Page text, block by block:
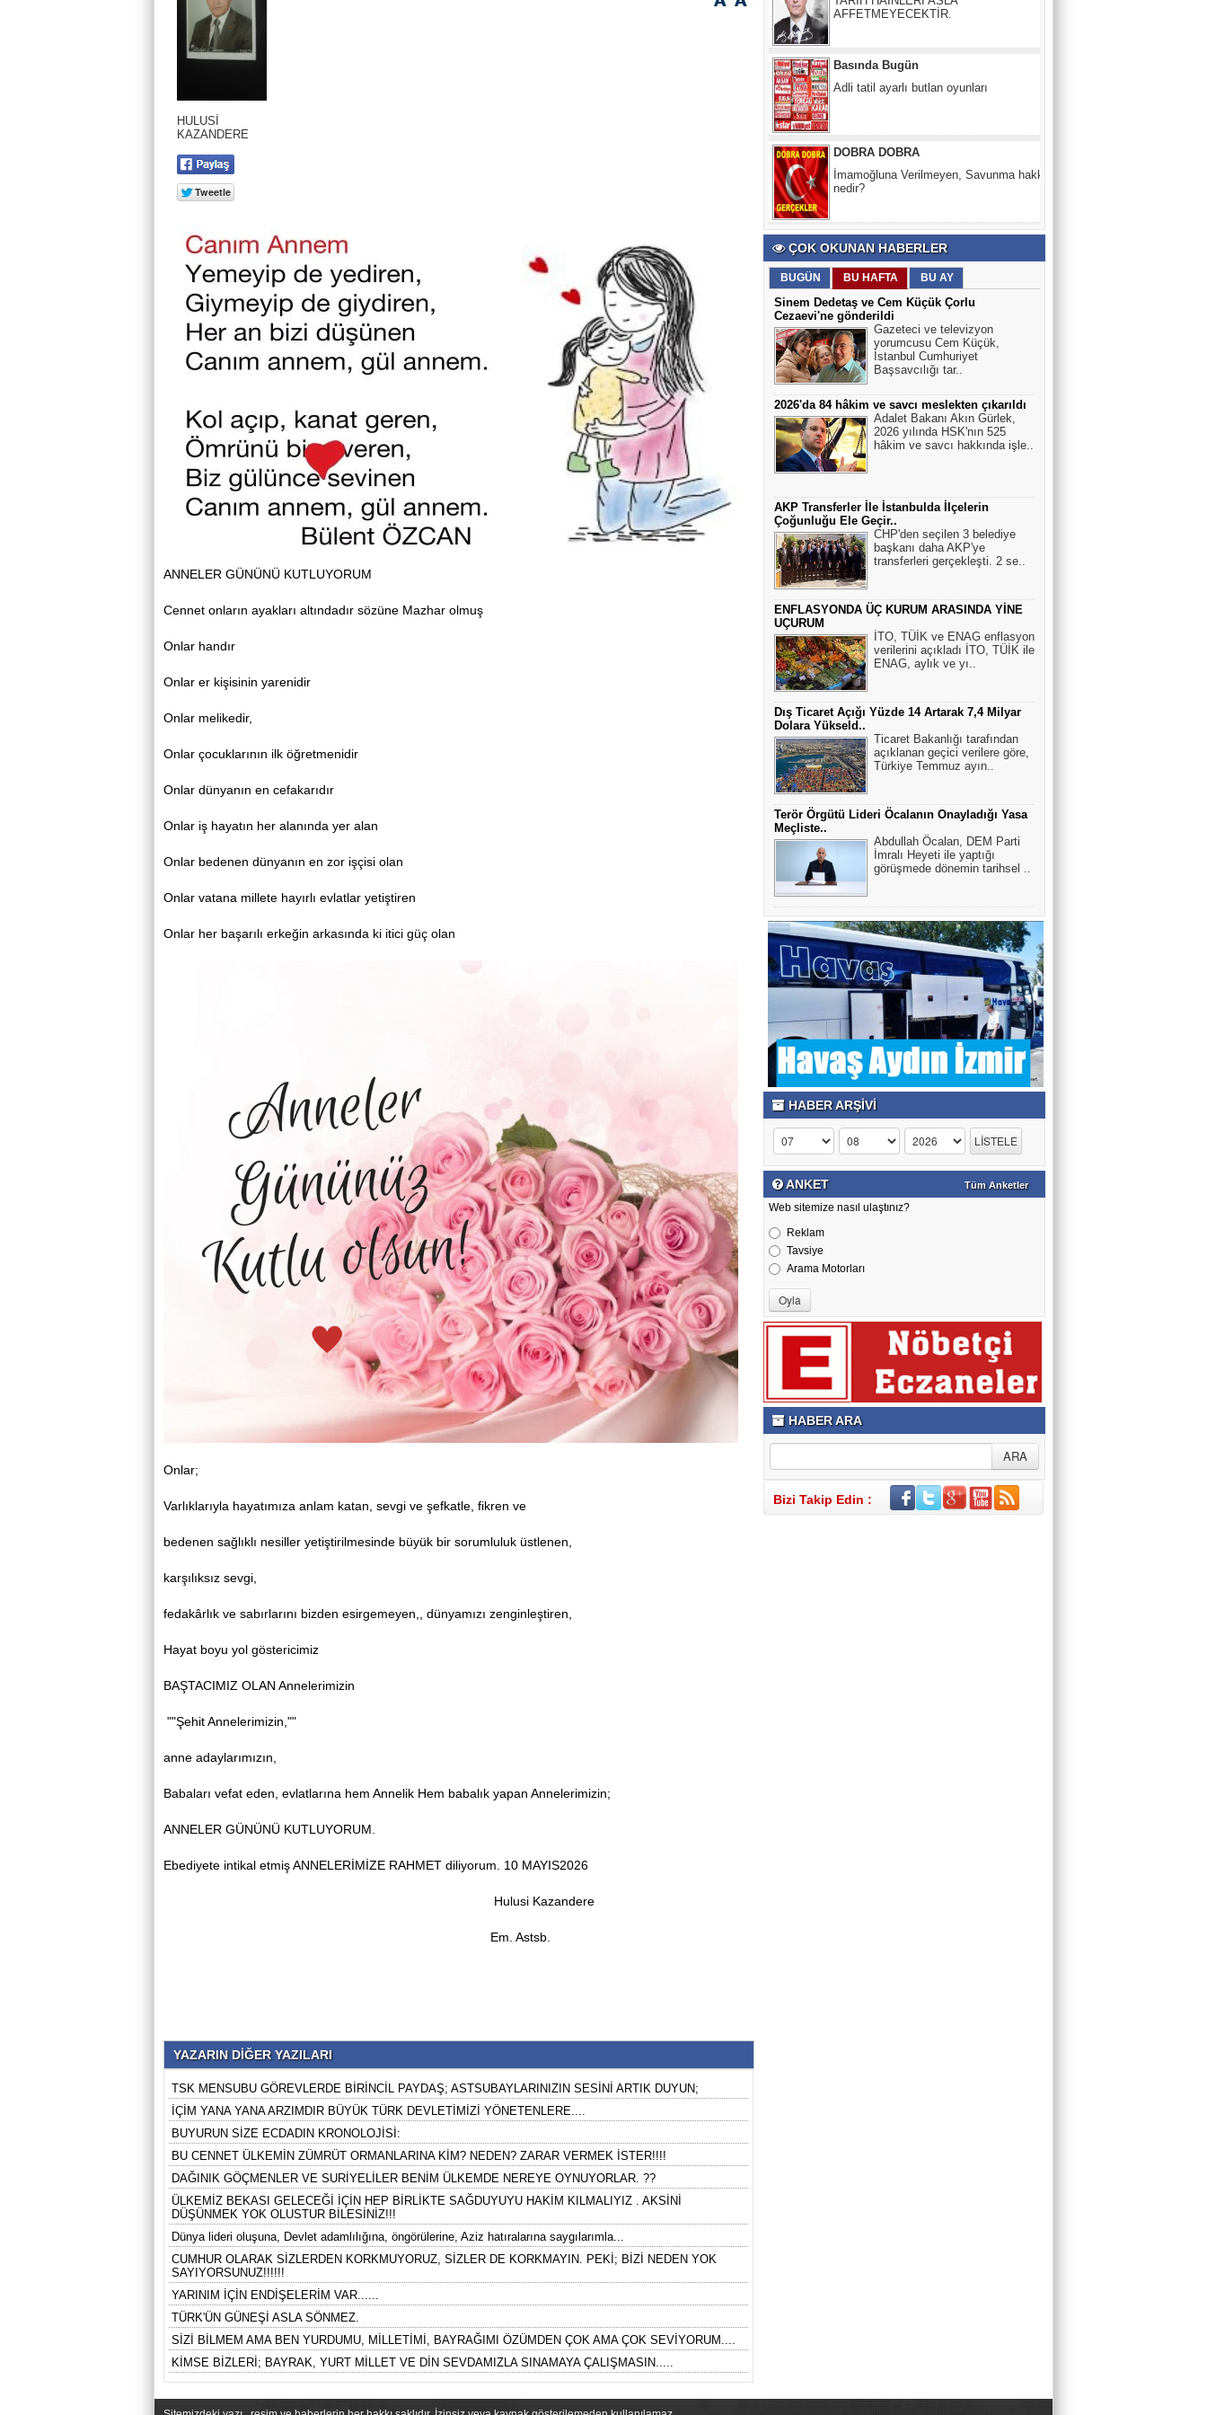
HULUSİ
KAZANDERE
ANNELER GÜNÜNÜ KUTLUYORUM
Cennet onların ayakları altındadır sözüne Mazhar olmuş
Onlar handır
Onlar er kişisinin yarenidir
Onlar melikedir,
Onlar çocuklarının ilk öğretmenidir
Onlar dünyanın en cefakarıdır
Onlar iş hayatın her alanında yer alan
Onlar bedenen dünyanın en zor işçisi olan
Onlar vatana millete hayırlı evlatlar yetiştiren
Onlar her başarılı erkeğin arkasında ki itici güç olan
Onlar;
Varlıklarıyla hayatımıza anlam katan, sevgi ve şefkatle, fikren ve
bedenen sağlıklı nesiller yetiştirilmesinde büyük bir sorumluluk üstlenen,
karşılıksız sevgi,
fedakârlık ve sabırlarını bizden esirgemeyen,, dünyamızı zenginleştiren,
Hayat boyu yol göstericimiz
BAŞTACIMIZ OLAN Annelerimizin
""Şehit Annelerimizin,""
anne adaylarımızın,
Babaları vefat eden, evlatlarına hem Annelik Hem babalık yapan Annelerimizin;
ANNELER GÜNÜNÜ KUTLUYORUM.
Ebediyete intikal etmiş ANNELERİMİZE RAHMET diliyorum. 10 MAYIS2026
Hulusi Kazandere
Em. Astsb.
YAZARIN DİĞER YAZILARI
TSK MENSUBU GÖREVLERDE BİRİNCİL PAYDAŞ; ASTSUBAYLARINIZIN SESİNİ ARTIK DUYUN;
İÇİM YANA YANA ARZIMDIR BÜYÜK TÜRK DEVLETİMİZİ YÖNETENLERE....
BUYURUN SİZE ECDADIN KRONOLOJİSİ:
BU CENNET ÜLKEMİN ZÜMRÜT ORMANLARINA KİM? NEDEN? ZARAR VERMEK İSTER!!!!
DAĞINIK GÖÇMENLER VE SURİYELİLER BENİM ÜLKEMDE NEREYE OYNUYORLAR. ??
ÜLKEMİZ BEKASI GELECEĞİ İÇİN HEP BİRLİKTE SAĞDUYUYU HAKİM KILMALIYIZ . AKSİNİ
DÜŞÜNMEK YOK OLUSTUR BİLESİNİZ!!!
Dünya lideri oluşuna, Devlet adamlılığına, öngörülerine, Aziz hatıralarına saygılarımla...
CUMHUR OLARAK SİZLERDEN KORKMUYORUZ, SİZLER DE KORKMAYIN. PEKİ; BİZİ NEDEN YOK
SAYIYORSUNUZ!!!!!!
YARINIM İÇİN ENDİŞELERİM VAR......
TÜRK'ÜN GÜNEŞİ ASLA SÖNMEZ.
SİZİ BİLMEM AMA BEN YURDUMU, MİLLETİMİ, BAYRAĞIMI ÖZÜMDEN ÇOK AMA ÇOK SEVİYORUM....
KİMSE BİZLERİ; BAYRAK, YURT MİLLET VE DİN SEVDAMIZLA SINAMAYA ÇALIŞMASIN.....
Adli tatil ayarlı butlan oyunları
DOBRA DOBRA
İmamoğluna Verilmeyen, Savunma hakkı
HASAN KUMRAL
PALAVRA -1
Yeşil Köşe
Nükleer neden enerji krizinin çözümü
olamaz?
Nesibe Ersöz
Ben Öğretmenim!
Asım Us
Bandırma" vapuru normal rotasında
gitseydi, batırılacaktı.
Hasan Efe
ÇAĞRI....
ANKARADAN BAKIŞ
Tanklar meskûn mahal savaşında
zorunlu olmadıkça kullanılmaz.
Sırlar Dünyası
KIZIL SAÇLI YABANCI VE CENGİZ
HAN’IN KAYIP SOYU
Engelsiz Köşe
Az gören bireyler için gözlük üretildi
Selin Esen Güneş
KANSER YAŞ TANIMIYOR
HULUSİ KAZANDERE
BU NECİP VE AZİZ MİLLETİN
GENLERİ İLE OYNAMAYIN.
YILMAZ ACER
BİLMEMİZ GEREKİR!!
Veli Tiryaki
Trump Netanyahu kaybetti, Sayelerinde
İran'da rejim güçlendi
ÇOK OKUNAN HABERLER
BUGÜN BU HAFTA BU AY
Sinem Dedetaş ve Cem Küçük Çorlu
Cezaevi'ne gönderildi
Gazeteci ve televizyon
yorumcusu Cem Küçük,
İstanbul Cumhuriyet
Başsavcılığı tar..
2026'da 84 hâkim ve savcı meslekten çıkarıldı
Adalet Bakanı Akın Gürlek,
2026 yılında HSK'nın 525
hâkim ve savcı hakkında işle..
AKP Transferler İle İstanbulda İlçelerin
Çoğunluğu Ele Geçir..
CHP'den seçilen 3 belediye
başkanı daha AKP'ye
transferleri gerçekleşti. 2 se..
ENFLASYONDA ÜÇ KURUM ARASINDA YİNE
UÇURUM
İTO, TÜİK ve ENAG enflasyon
verilerini açıkladı İTO, TÜİK ile
ENAG, aylık ve yı..
Dış Ticaret Açığı Yüzde 14 Artarak 7,4 Milyar
Dolara Yükseld..
Ticaret Bakanlığı tarafından
açıklanan geçici verilere göre,
Türkiye Temmuz ayın..
Terör Örgütü Lideri Öcalanın Onayladığı Yasa
Meçliste..
Abdullah Öcalan, DEM Parti
İmralı Heyeti ile yaptığı
görüşmede dönemin tarihsel ..
HABER ARŞİVİ
ANKET Tüm Anketler
Web sitemize nasıl ulaştınız?
Reklam
Tavsiye
Arama Motorları
HABER ARA
Bizi Takip Edin :